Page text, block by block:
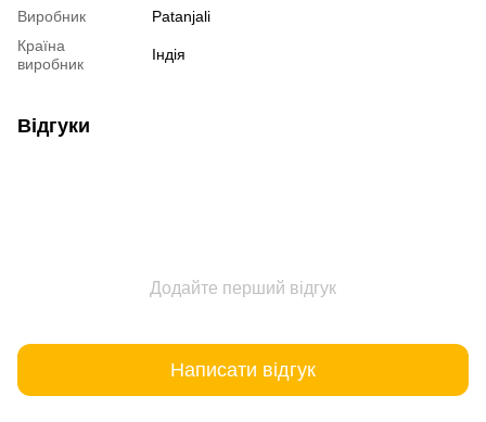
Виробник
Patanjali
Країна
виробник
Індія
Відгуки
Додайте перший відгук
Написати відгук